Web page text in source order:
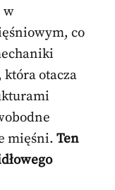
w
co
która otacza
mięśni. Ten